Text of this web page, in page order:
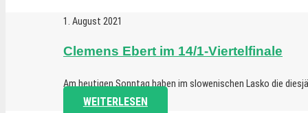
1. August 2021
Clemens Ebert im 14/1-Viertelfinale
Am heutigen Sonntag haben im slowenischen Lasko die
WEITERLESEN